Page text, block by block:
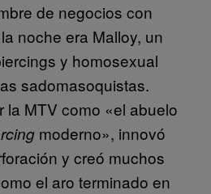
de negocios con
noche era Malloy, un
y homosexual
sadomasoquistas.
la MTV como «el abuelo
moderno», innovó
y creó muchos
el aro terminado en